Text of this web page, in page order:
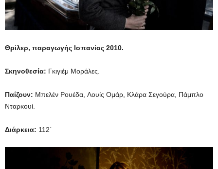
Θρίλερ, παραγωγής Ισπανίας 2010.
Σκηνοθεσία: Γκιγιέμ Μοράλες.
Παίζουν: Μπελέν Ρουέδα, Λουίς Ομάρ, Κλάρα Σεγούρα, Πάμπλο
Νταρκουί.
Διάρκεια: 112΄